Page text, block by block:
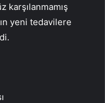
karşılanmamış
yeni tedavilere